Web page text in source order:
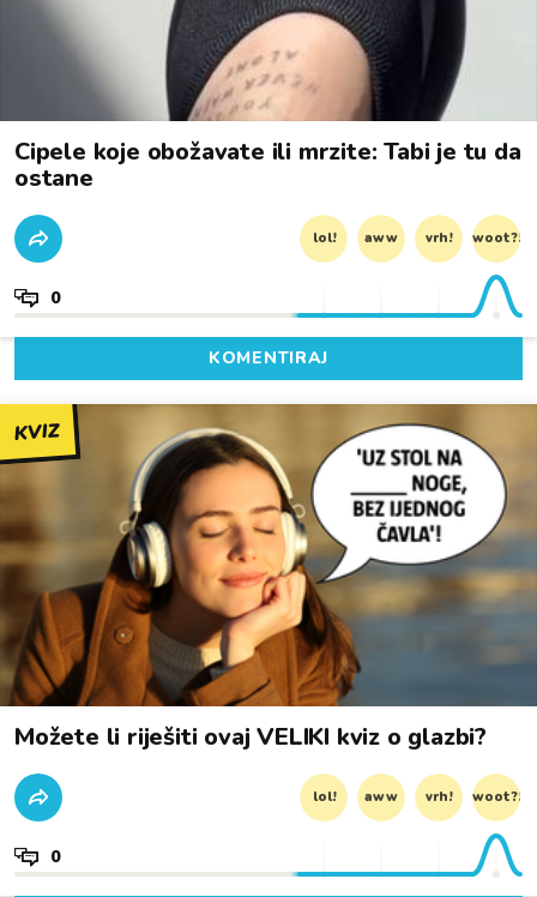
Cipele koje obožavate ili mrzite: Tabi je tu da
ostane
lol! aww vrh! woot?!
0
KOMENTIRAJ
KVIZ
Možete li riješiti ovaj VELIKI kviz o glazbi?
lol! aww vrh! woot?!
0